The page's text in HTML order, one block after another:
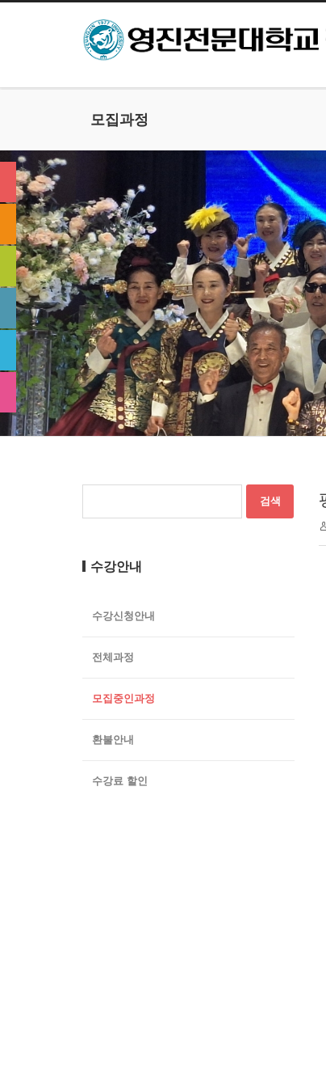
모집과정
수강안내
수강신청안내
전체과정
모집중인과정
환불안내
수강료 할인